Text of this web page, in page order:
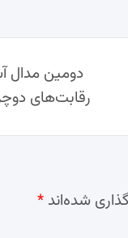
دومین مدال
رقابت‌های
شده‌اند *